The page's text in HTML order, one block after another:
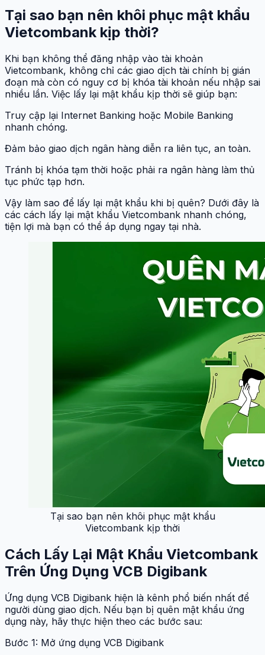
Tại sao bạn nên khôi phục mật khẩu
Vietcombank kịp thời?
Khi bạn không thể đăng nhập vào tài khoản
Vietcombank, không chỉ các giao dịch tài chính bị gián
đoạn mà còn có nguy cơ bị khóa tài khoản nếu nhập sai
nhiều lần. Việc lấy lại mật khẩu kịp thời sẽ giúp bạn:
Truy cập lại Internet Banking hoặc Mobile Banking
nhanh chóng.
Đảm bảo giao dịch ngân hàng diễn ra liên tục, an toàn.
Tránh bị khóa tạm thời hoặc phải ra ngân hàng làm thủ
tục phức tạp hơn.
Vậy làm sao để lấy lại mật khẩu khi bị quên? Dưới đây là
các cách lấy lại mật khẩu Vietcombank nhanh chóng,
tiện lợi mà bạn có thể áp dụng ngay tại nhà.
Tại sao bạn nên khôi phục mật khẩu
Vietcombank kịp thời
Cách Lấy Lại Mật Khẩu Vietcombank
Trên Ứng Dụng VCB Digibank
Ứng dụng VCB Digibank hiện là kênh phổ biến nhất để
người dùng giao dịch. Nếu bạn bị quên mật khẩu ứng
dụng này, hãy thực hiện theo các bước sau:
Bước 1: Mở ứng dụng VCB Digibank